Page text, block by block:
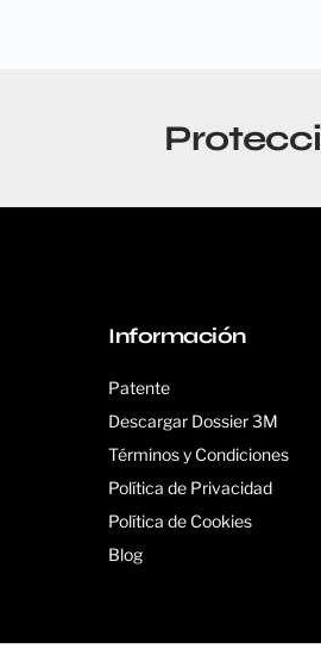
Información
Patente
Descargar Dossier 3M
Términos y Condiciones
Política de Privacidad
Política de Cookies
Blog